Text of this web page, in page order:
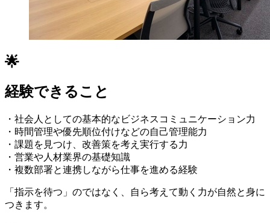
🌟
経験できること
・社会人としての基本的なビジネスコミュニケーション力
・時間管理や優先順位付けなどの自己管理能力
・課題を見つけ、改善策を考え実行する力
・営業や人材業界の基礎知識
・複数部署と連携しながら仕事を進める経験
「指示を待つ」のではなく、自ら考えて動く力が自然と身に
つきます。